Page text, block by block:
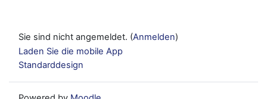
Sie sind nicht angemeldet. (Anmelden)
Laden Sie die mobile App
Standarddesign